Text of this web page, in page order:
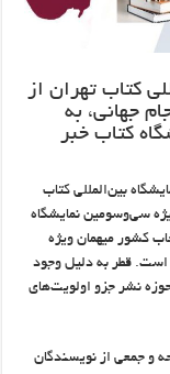
کتاب تهران از
جهانی، به
کتاب خبر
بین‌المللی کتاب
سی‌وسومین نمایشگاه
کشور میهمان ویژه
قطر به دلیل وجود
نشر جزو اولویت‌های
و جمعی از نویسندگان